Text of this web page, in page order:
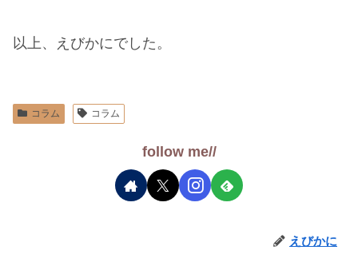
以上、えびかにでした。
コラム コラム
follow me//
えびかに